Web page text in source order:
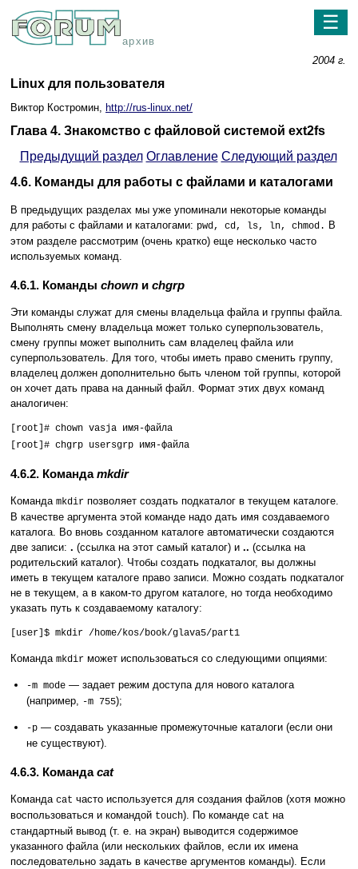
архив
☰
2004 г.
Linux для пользователя
Виктор Костромин, http://rus-linux.net/
Глава 4. Знакомство с файловой системой ext2fs
Предыдущий раздел Оглавление Следующий раздел
4.6. Команды для работы с файлами и каталогами
В предыдущих разделах мы уже упоминали некоторые команды
для работы с файлами и каталогами: pwd, cd, ls, ln, chmod. В
этом разделе рассмотрим (очень кратко) еще несколько часто
используемых команд.
4.6.1. Команды chown и chgrp
Эти команды служат для смены владельца файла и группы файла.
Выполнять смену владельца может только суперпользователь,
смену группы может выполнить сам владелец файла или
суперпользователь. Для того, чтобы иметь право сменить группу,
владелец должен дополнительно быть членом той группы, которой
он хочет дать права на данный файл. Формат этих двух команд
аналогичен:
[root]# chown vasja имя-файла
[root]# chgrp usersgrp имя-файла
4.6.2. Командаmkdir
Команда mkdir позволяет создать подкаталог в текущем каталоге.
В качестве аргумента этой команде надо дать имя создаваемого
каталога. Во вновь созданном каталоге автоматически создаются
две записи: . (ссылка на этот самый каталог) и .. (ссылка на
родительский каталог). Чтобы создать подкаталог, вы должны
иметь в текущем каталоге право записи. Можно создать подкаталог
не в текущем, а в каком-то другом каталоге, но тогда необходимо
указать путь к создаваемому каталогу:
[user]$ mkdir /home/kos/book/glava5/part1
Команда mkdir может использоваться со следующими опциями:
-m mode — задает режим доступа для нового каталога
(например,
-m 755);
-p — создавать указанные промежуточные каталоги (если они
не существуют).
4.6.3. Командаcat
Команда cat часто используется для создания файлов (хотя можно
воспользоваться и командой touch). По команде cat на
стандартный вывод (т. е. на экран) выводится содержимое
указанного файла (или нескольких файлов, если их имена
последовательно задать в качестве аргументов команды). Если